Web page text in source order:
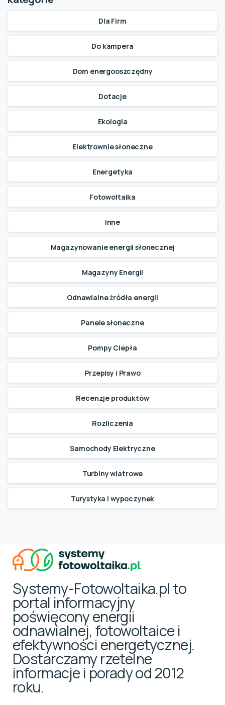
Dla Firm
Do kampera
Dom energooszczędny
Dotacje
Ekologia
Elektrownie słoneczne
Energetyka
Fotowoltaika
Inne
Magazynowanie energii słonecznej
Magazyny Energii
Odnawialne źródła energii
Panele słoneczne
Pompy Ciepła
Przepisy i Prawo
Recenzje produktów
Rozliczenia
Samochody Elektryczne
Turbiny wiatrowe
Turystyka i wypoczynek
Systemy-Fotowoltaika.pl to
portal informacyjny
poświęcony energii
odnawialnej, fotowoltaice i
efektywności energetycznej.
Dostarczamy rzetelne
informacje i porady od 2012
roku.